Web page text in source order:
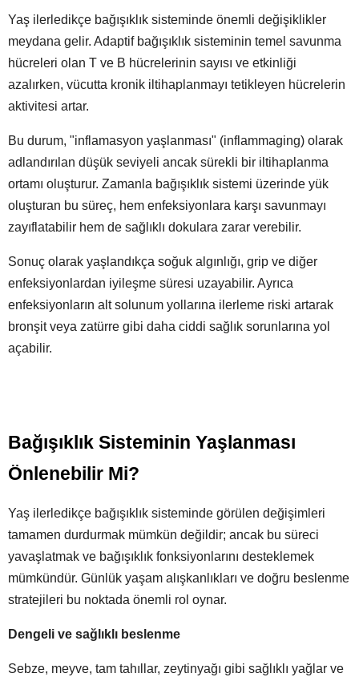
Yaş ilerledikçe bağışıklık sisteminde önemli değişiklikler
meydana gelir. Adaptif bağışıklık sisteminin temel savunma
hücreleri olan T ve B hücrelerinin sayısı ve etkinliği
azalırken, vücutta kronik iltihaplanmayı tetikleyen hücrelerin
aktivitesi artar.
Bu durum, "inflamasyon yaşlanması" (inflammaging) olarak
adlandırılan düşük seviyeli ancak sürekli bir iltihaplanma
ortamı oluşturur. Zamanla bağışıklık sistemi üzerinde yük
oluşturan bu süreç, hem enfeksiyonlara karşı savunmayı
zayıflatabilir hem de sağlıklı dokulara zarar verebilir.
Sonuç olarak yaşlandıkça soğuk algınlığı, grip ve diğer
enfeksiyonlardan iyileşme süresi uzayabilir. Ayrıca
enfeksiyonların alt solunum yollarına ilerleme riski artarak
bronşit veya zatürre gibi daha ciddi sağlık sorunlarına yol
açabilir.
Bağışıklık Sisteminin Yaşlanması
Önlenebilir Mi?
Yaş ilerledikçe bağışıklık sisteminde görülen değişimleri
tamamen durdurmak mümkün değildir; ancak bu süreci
yavaşlatmak ve bağışıklık fonksiyonlarını desteklemek
mümkündür. Günlük yaşam alışkanlıkları ve doğru beslenme
stratejileri bu noktada önemli rol oynar.
Dengeli ve sağlıklı beslenme
Sebze, meyve, tam tahıllar, zeytinyağı gibi sağlıklı yağlar ve